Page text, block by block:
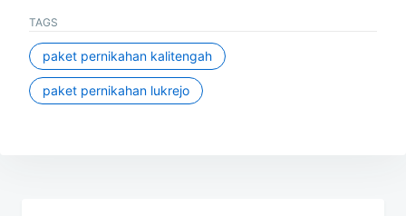
TAGS
paket pernikahan kalitengah
paket pernikahan lukrejo